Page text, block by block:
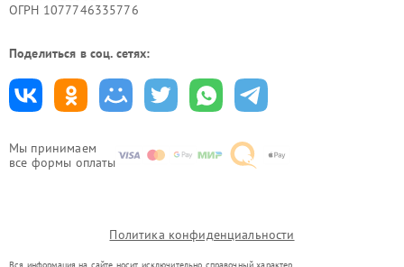
Мы принимаем
все формы оплаты
ОГРН 1077746335776
Поделиться в соц. сетях:
Политика конфиденциальности
Вся информация на сайте носит исключительно справочный характер.